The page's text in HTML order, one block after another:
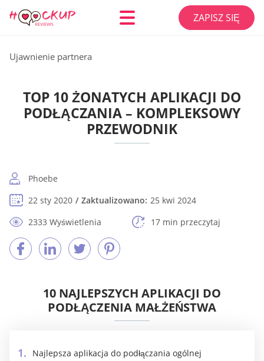
ZAPISZ SIĘ
Ujawnienie partnera
TOP 10 ŻONATYCH APLIKACJI DO
PODŁĄCZANIA – KOMPLEKSOWY
PRZEWODNIK
Phoebe
22 sty 2020
Zaktualizowano: 25 kwi 2024
2333 Wyświetlenia
17 min przeczytaj
10 NAJLEPSZYCH APLIKACJI DO
PODŁĄCZENIA MAŁŻEŃSTWA
Najlepsza aplikacja do podłączania ogólnej